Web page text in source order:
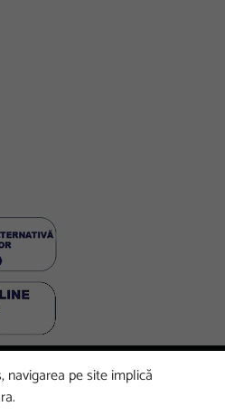
InstagramYoutube
pe site implică